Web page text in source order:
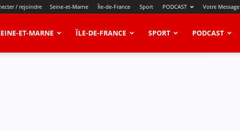
/ rejoindre Seine-et-Marne Île-de-France Sport PODCAST Votre Message
ET-MARNE ÎLE-DE-FRANCE SPORT PODCAST